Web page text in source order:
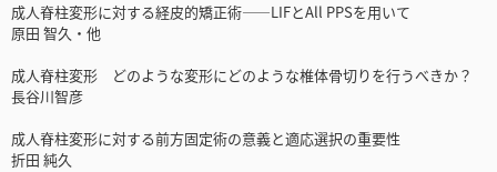
成人脊柱変形に対する経皮的矯正術――LIFとAll PPSを用いて
原田 智久・他
成人脊柱変形 どのような変形にどのような椎体骨切りを行うべきか？
長谷川智彦
成人脊柱変形に対する前方固定術の意義と適応選択の重要性
折田 純久